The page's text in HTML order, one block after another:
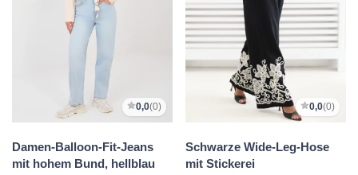
0,0(0)
Damen-Balloon-Fit-Jeans
mit hohem Bund, hellblau
0,0(0)
Schwarze Wide-Leg-Hose
mit Stickerei